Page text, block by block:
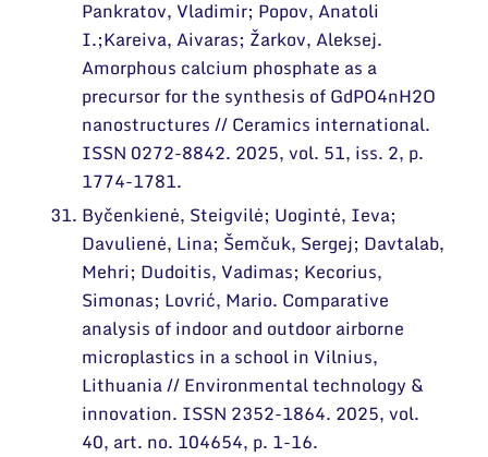
Pankratov, Vladimir; Popov, Anatoli
I.;Kareiva, Aivaras; Žarkov, Aleksej.
Amorphous calcium phosphate as a
precursor for the synthesis of GdPO4nH2O
nanostructures // Ceramics international.
ISSN 0272-8842. 2025, vol. 51, iss. 2, p.
1774-1781.
Byčenkienė, Steigvilė; Uogintė, Ieva;
Davulienė, Lina; Šemčuk, Sergej; Davtalab,
Mehri; Dudoitis, Vadimas; Kecorius,
Simonas; Lovrić, Mario. Comparative
analysis of indoor and outdoor airborne
microplastics in a school in Vilnius,
Lithuania // Environmental technology &
innovation. ISSN 2352-1864. 2025, vol.
40, art. no. 104654, p. 1-16.